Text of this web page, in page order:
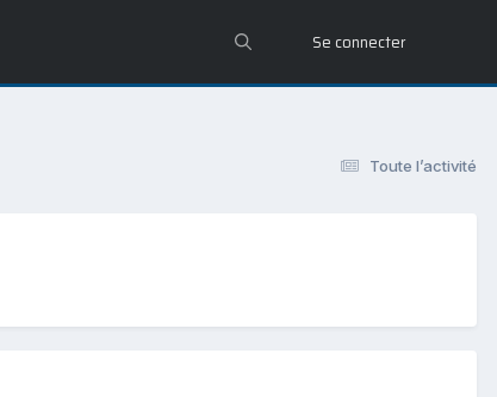
Se connecter
Toute l’activité